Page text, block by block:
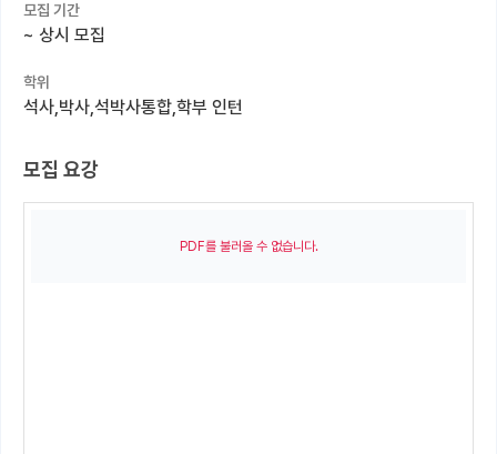
연구실&오픈랩
커리어
모집 기간
~ 상시 모집
학위
석사,박사,석박사통합,학부 인턴
모집 요강
PDF를 불러올 수 없습니다.